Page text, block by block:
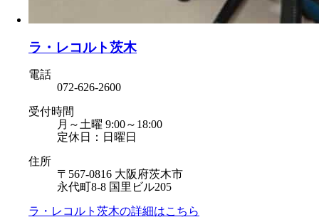
ラ・レコルト茨木
電話
072-626-2600
受付時間
月～土曜 9:00～18:00
定休日：日曜日
住所
〒567-0816 大阪府茨木市
永代町8-8 国里ビル205
ラ・レコルト茨木の詳細はこちら